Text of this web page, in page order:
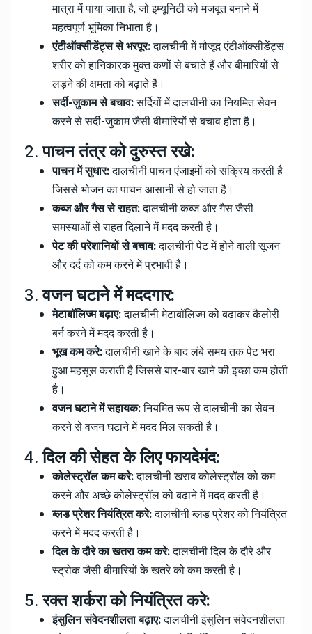
मात्रा में पाया जाता है, जो इम्यूनिटी को मजबूत बनाने में
महत्वपूर्ण भूमिका निभाता है।
एंटीऑक्सीडेंट्स से भरपूर:दालचीनी में मौजूद एंटीऑक्सीडेंट्स
शरीर को हानिकारक मुक्त कणों से बचाते हैं और बीमारियों से
लड़ने की क्षमता को बढ़ाते हैं।
सर्दी-जुकाम से बचाव:सर्दियों में दालचीनी का नियमित सेवन
करने से सर्दी-जुकाम जैसी बीमारियों से बचाव होता है।
2.पाचन तंत्र को दुरुस्त रखे:
पाचन में सुधार:दालचीनी पाचन एंजाइमों को सक्रिय करती है
जिससे भोजन का पाचन आसानी से हो जाता है।
कब्ज और गैस से राहत:दालचीनी कब्ज और गैस जैसी
समस्याओं से राहत दिलाने में मदद करती है।
पेट की परेशानियों से बचाव:दालचीनी पेट में होने वाली सूजन
और दर्द को कम करने में प्रभावी है।
3.वजन घटाने में मददगार:
मेटाबॉलिज्म बढ़ाए:दालचीनी मेटाबॉलिज्म को बढ़ाकर कैलोरी
बर्न करने में मदद करती है।
भूख कम करे:दालचीनी खाने के बाद लंबे समय तक पेट भरा
हुआ महसूस कराती है जिससे बार-बार खाने की इच्छा कम होती
है।
वजन घटाने में सहायक:नियमित रूप से दालचीनी का सेवन
करने से वजन घटाने में मदद मिल सकती है।
4.दिल की सेहत के लिए फायदेमंद:
कोलेस्ट्रॉल कम करे:दालचीनी खराब कोलेस्ट्रॉल को कम
करने और अच्छे कोलेस्ट्रॉल को बढ़ाने में मदद करती है।
ब्लड प्रेशर नियंत्रित करे:दालचीनी ब्लड प्रेशर को नियंत्रित
करने में मदद करती है।
दिल के दौरे का खतरा कम करे:दालचीनी दिल के दौरे और
स्ट्रोक जैसी बीमारियों के खतरे को कम करती है।
5.रक्त शर्करा को नियंत्रित करे:
इंसुलिन संवेदनशीलता बढ़ाए:दालचीनी इंसुलिन संवेदनशीलता